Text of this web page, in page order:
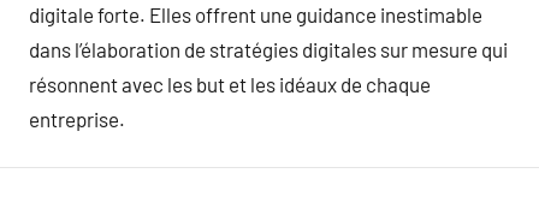
digitale forte. Elles offrent une guidance inestimable
dans l’élaboration de stratégies digitales sur mesure qui
résonnent avec les but et les idéaux de chaque
entreprise.